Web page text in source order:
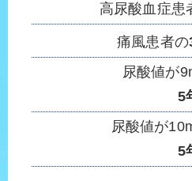
高尿酸血症患
痛風患者の
尿酸値が
5
尿酸値が
5